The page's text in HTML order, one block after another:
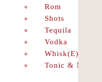
Rom
Shots
Tequila
Vodka
Whisk(e)y
Tonic & Mixer